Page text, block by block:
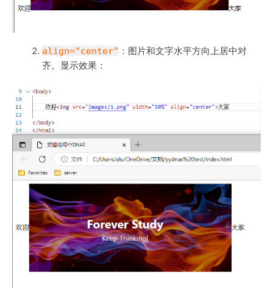
align="center" ：图片和文字水平方向上居中对
齐。显示效果：